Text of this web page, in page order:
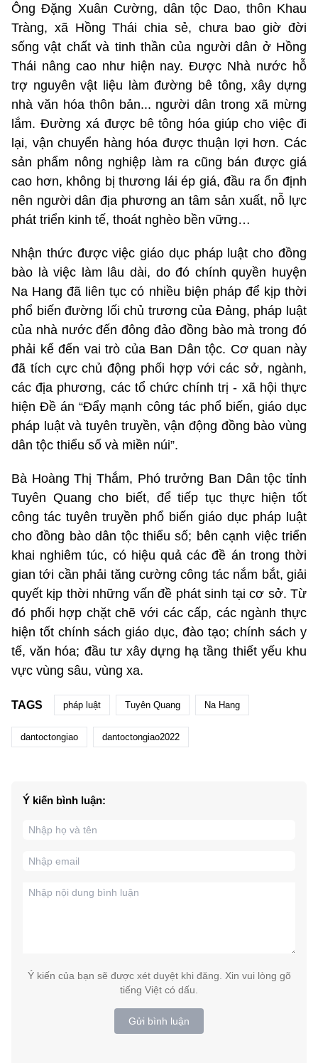
Ông Đặng Xuân Cường, dân tộc Dao, thôn Khau
Tràng, xã Hồng Thái chia sẻ, chưa bao giờ đời
sống vật chất và tinh thần của người dân ở Hồng
Thái nâng cao như hiện nay. Được Nhà nước hỗ
trợ nguyên vật liệu làm đường bê tông, xây dựng
nhà văn hóa thôn bản... người dân trong xã mừng
lắm. Đường xá được bê tông hóa giúp cho việc đi
lại, vận chuyển hàng hóa được thuận lợi hơn. Các
sản phẩm nông nghiệp làm ra cũng bán được giá
cao hơn, không bị thương lái ép giá, đầu ra ổn định
nên người dân địa phương an tâm sản xuất, nỗ lực
phát triển kinh tế, thoát nghèo bền vững…
Nhận thức được việc giáo dục pháp luật cho đồng
bào là việc làm lâu dài, do đó chính quyền huyện
Na Hang đã liên tục có nhiều biện pháp để kịp thời
phổ biến đường lối chủ trương của Đảng, pháp luật
của nhà nước đến đông đảo đồng bào mà trong đó
phải kể đến vai trò của Ban Dân tộc. Cơ quan này
đã tích cực chủ động phối hợp với các sở, ngành,
các địa phương, các tổ chức chính trị - xã hội thực
hiện Đề án “Đẩy mạnh công tác phổ biến, giáo dục
pháp luật và tuyên truyền, vận động đồng bào vùng
dân tộc thiểu số và miền núi”.
Bà Hoàng Thị Thắm, Phó trưởng Ban Dân tộc tỉnh
Tuyên Quang cho biết, để tiếp tục thực hiện tốt
công tác tuyên truyền phổ biến giáo dục pháp luật
cho đồng bào dân tộc thiểu số; bên cạnh việc triển
khai nghiêm túc, có hiệu quả các đề án trong thời
gian tới cần phải tăng cường công tác nắm bắt, giải
quyết kịp thời những vấn đề phát sinh tại cơ sở. Từ
đó phối hợp chặt chẽ với các cấp, các ngành thực
hiện tốt chính sách giáo dục, đào tạo; chính sách y
tế, văn hóa; đầu tư xây dựng hạ tầng thiết yếu khu
vực vùng sâu, vùng xa.
TAGS pháp luật Tuyên Quang Na Hang
dantoctongiao dantoctongiao2022
Ý kiến bình luận:
Ý kiến của bạn sẽ được xét duyệt khi đăng. Xin vui lòng gõ
tiếng Việt có dấu.
Gửi bình luận